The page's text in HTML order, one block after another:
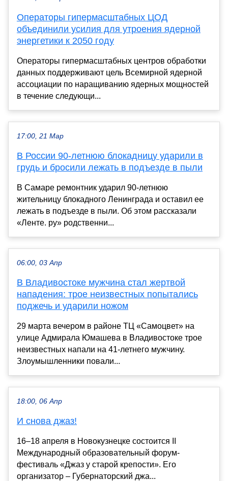
Операторы гипермасштабных ЦОД
объединили усилия для утроения ядерной
энергетики к 2050 году
Операторы гипермасштабных центров обработки
данных поддерживают цель Всемирной ядерной
ассоциации по наращиванию ядерных мощностей
в течение следующи...
17:00, 21 Мар
В России 90-летнюю блокадницу ударили в
грудь и бросили лежать в подъезде в пыли
В Самаре ремонтник ударил 90-летнюю
жительницу блокадного Ленинграда и оставил ее
лежать в подъезде в пыли. Об этом рассказали
«Ленте. ру» родственни...
06:00, 03 Апр
В Владивостоке мужчина стал жертвой
нападения: трое неизвестных попытались
поджечь и ударили ножом
29 марта вечером в районе ТЦ «Самоцвет» на
улице Адмирала Юмашева в Владивостоке трое
неизвестных напали на 41-летнего мужчину.
Злоумышленники повали...
18:00, 06 Апр
И снова джаз!
16–18 апреля в Новокузнецке состоится II
Международный образовательный форум-
фестиваль «Джаз у старой крепости». Его
организатор – Губернаторский джа...